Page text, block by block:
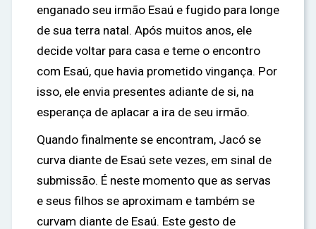
enganado seu irmão Esaú e fugido para longe
de sua terra natal. Após muitos anos, ele
decide voltar para casa e teme o encontro
com Esaú, que havia prometido vingança. Por
isso, ele envia presentes adiante de si, na
esperança de aplacar a ira de seu irmão.
Quando finalmente se encontram, Jacó se
curva diante de Esaú sete vezes, em sinal de
submissão. É neste momento que as servas
e seus filhos se aproximam e também se
curvam diante de Esaú. Este gesto de